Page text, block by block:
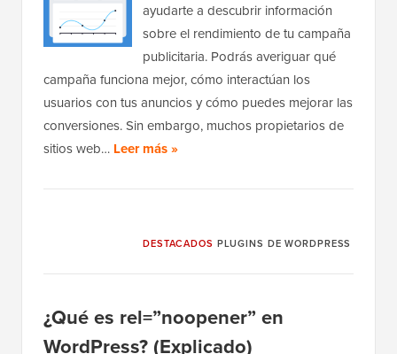
ayudarte a descubrir información
sobre el rendimiento de tu campaña
publicitaria. Podrás averiguar qué
campaña funciona mejor, cómo interactúan los
usuarios con tus anuncios y cómo puedes mejorar las
conversiones. Sin embargo, muchos propietarios de
sitios web… Leer más »
DESTACADOS PLUGINS DE WORDPRESS
¿Qué es rel=”noopener” en
WordPress? (Explicado)